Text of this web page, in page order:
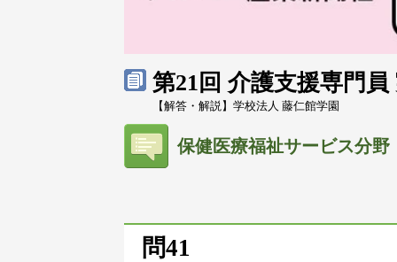
第21回 介護支援専門
【解答・解説】学校法人 藤仁館学園
保健医療福祉サービス分
問41